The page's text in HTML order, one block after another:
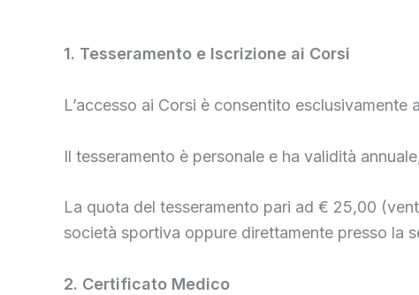
1. Tesseramento e Iscrizione ai Corsi
L’accesso ai Corsi è consentito esclusivamente
Il tesseramento è personale e ha validità
La quota del tesseramento pari ad € 25,00
società sportiva oppure direttamente presso la
2. Certificato Medico